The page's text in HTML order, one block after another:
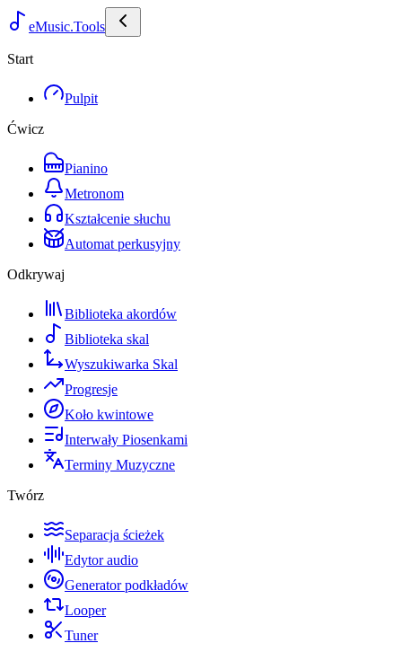
eMusic.Tools
Start
Pulpit
Ćwicz
Pianino
Metronom
Kształcenie słuchu
Automat perkusyjny
Odkrywaj
Biblioteka akordów
Biblioteka skal
Wyszukiwarka Skal
Progresje
Koło kwintowe
Interwały Piosenkami
Terminy Muzyczne
Twórz
Separacja ścieżek
Edytor audio
Generator podkładów
Looper
Tuner